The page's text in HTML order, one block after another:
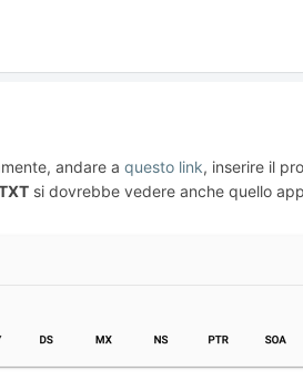
andare a questo link, inserire il
si dovrebbe vedere anche quello